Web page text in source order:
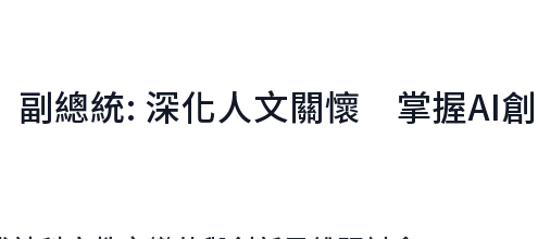
總統: 深化人文關懷 掌握AI